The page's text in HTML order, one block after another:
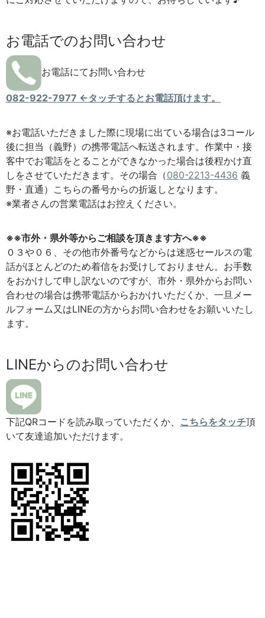
お電話でのお問い合わせ
お電話にてお問い合わせ
082-922-7977 ←タッチするとお電話頂けます。
※お電話いただきました際に現場に出ている場合は3コール
後に担当（義野）の携帯電話へ転送されます。作業中・接
客中でお電話をとることができなかった場合は後程かけ直
しをさせていただきます。その場合（080-2213-4436 義
野・直通）こちらの番号からの折返しとなります。
※業者さんの営業電話はお控えください。
※※市外・県外等からご相談を頂きます方へ※※
０３や０６、その他市外番号などからは迷惑セールスの電
話がほとんどのため着信をお受けしておりません。お手数
をおかけして申し訳ないのですが、市外・県外からお問い
合わせの場合は携帯電話からおかけいただくか、一旦メー
ルフォーム又はLINEの方からお問い合わせをお願いいたし
ます。
LINEからのお問い合わせ
下記QRコードを読み取っていただくか、 こちらをタッチ頂
いて友達追加いただけます。